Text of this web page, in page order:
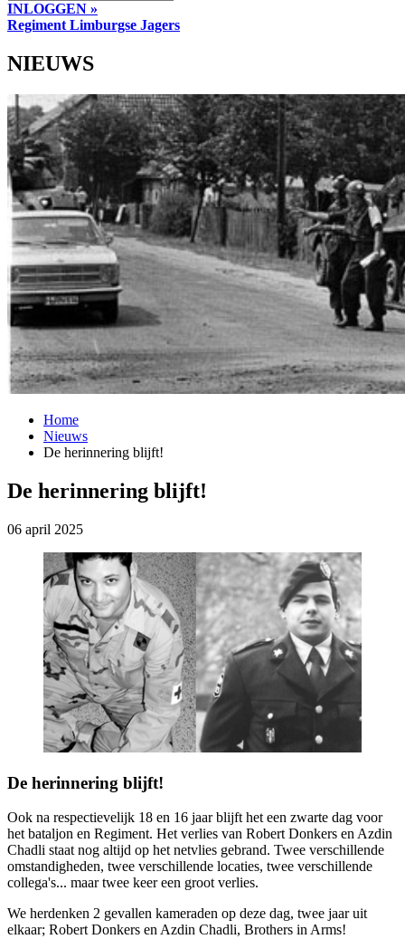
INLOGGEN »
Regiment Limburgse Jagers
NIEUWS
Home
Nieuws
De herinnering blijft!
De herinnering blijft!
06 april 2025
De herinnering blijft!
Ook na respectievelijk 18 en 16 jaar blijft het een zwarte dag voor
het bataljon en Regiment. Het verlies van Robert Donkers en Azdin
Chadli staat nog altijd op het netvlies gebrand. Twee verschillende
omstandigheden, twee verschillende locaties, twee verschillende
collega's... maar twee keer een groot verlies.
We herdenken 2 gevallen kameraden op deze dag, twee jaar uit
elkaar; Robert Donkers en Azdin Chadli, Brothers in Arms!